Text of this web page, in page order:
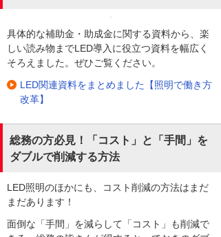
具体的な補助金・助成金に関する資料から、楽
しい読み物までLED導入に役立つ資料を幅広く
そろえました。ぜひご覧ください。
LED関連資料をまとめました【照明で働き方
改革】
総務の方必見！「コスト」と「手間」を
ダブルで削減する方法
LED照明のほかにも、コスト削減の方法はまだ
まだあります！
面倒な「手間」を減らして「コスト」も削減で